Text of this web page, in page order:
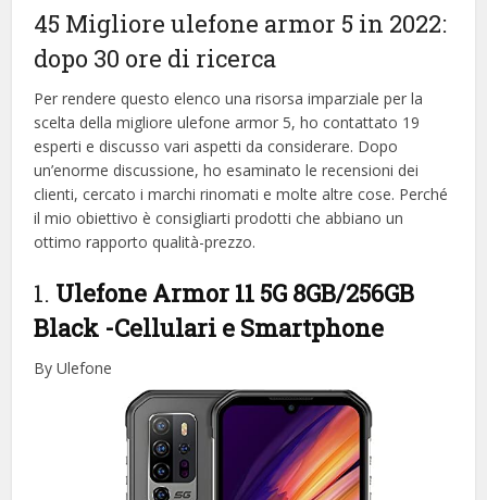
45 Migliore ulefone armor 5 in 2022:
dopo 30 ore di ricerca
Per rendere questo elenco una risorsa imparziale per la
scelta della migliore ulefone armor 5, ​​ho contattato 19
esperti e discusso vari aspetti da considerare. Dopo
un’enorme discussione, ho esaminato le recensioni dei
clienti, cercato i marchi rinomati e molte altre cose. Perché
il mio obiettivo è consigliarti prodotti che abbiano un
ottimo rapporto qualità-prezzo.
1. Ulefone Armor 11 5G 8GB/256GB
Black -Cellulari e Smartphone
By Ulefone